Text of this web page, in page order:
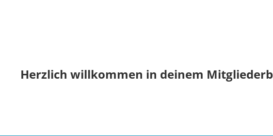
Herzlich willkommen in deinem